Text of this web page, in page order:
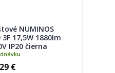
NUMINOS
3F 17,5W 1880lm
IP20 čierna
€